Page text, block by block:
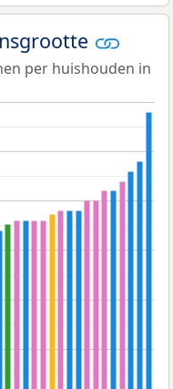
per huishouden in